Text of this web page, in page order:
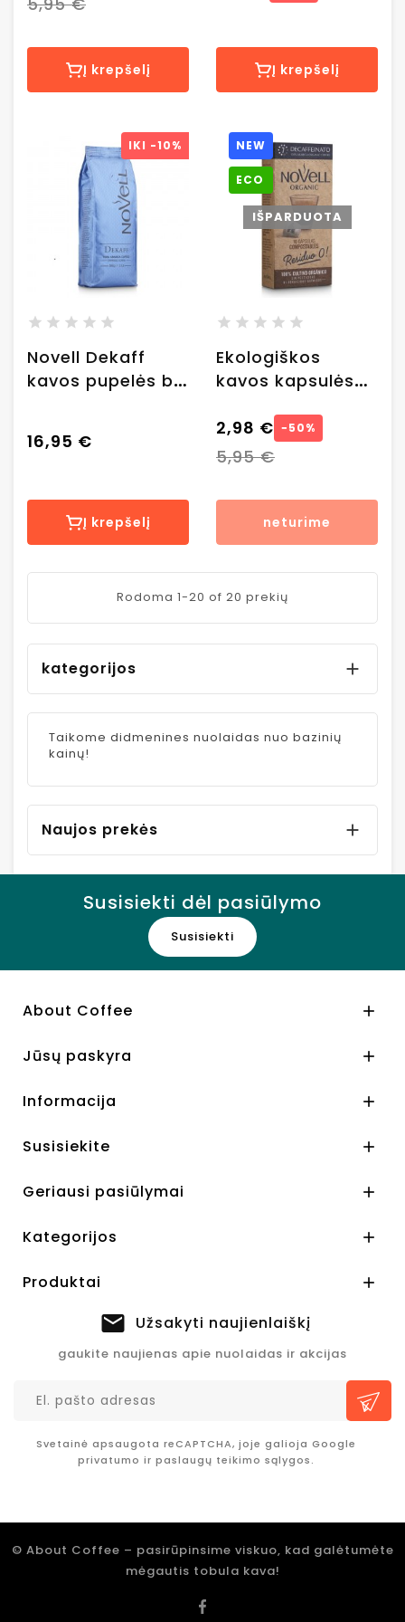
Į krepšelį Į krepšelį
IKI -10%
Novell Dekaff
kavos pupelės be
16,95 €
Į krepšelį
IŠPARDUOTA
NEW
ECO
Ekologiškos
kavos kapsulės
Nespresso®
aparatams Novell
Zero Waste, 10
2,98 € −50%
5,95 €
neturime
Rodoma 1-20 of 20 prekių
kategorijos 
Taikome didmenines nuolaidas nuo bazinių
kainų!
Naujos prekės 
Susisiekti dėl pasiūlymo
Susisiekti
About Coffee 
Jūsų paskyra 
Informacija 
Susisiekite 
Geriausi pasiūlymai 
Kategorijos 
Produktai 
Užsakyti naujienlaiškį
gaukite naujienas apie nuolaidas ir akcijas
Svetainė apsaugota reCAPTCHA, joje galioja Google
privatumo ir paslaugų teikimo sąlygos.
© About Coffee – pasirūpinsime viskuo, kad galėtumėte
mėgautis tobula kava!